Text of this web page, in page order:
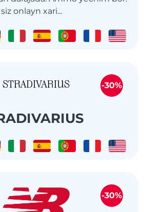
siz onlayn xari...
-30%
-30%